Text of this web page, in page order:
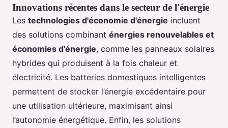
Innovations récentes dans le secteur de l'énergie
Les technologies d'économie d'énergie incluent
des solutions combinant énergies renouvelables et
économies d'énergie, comme les panneaux solaires
hybrides qui produisent à la fois chaleur et
électricité. Les batteries domestiques intelligentes
permettent de stocker l’énergie excédentaire pour
une utilisation ultérieure, maximisant ainsi
l’autonomie énergétique. Enfin, les solutions